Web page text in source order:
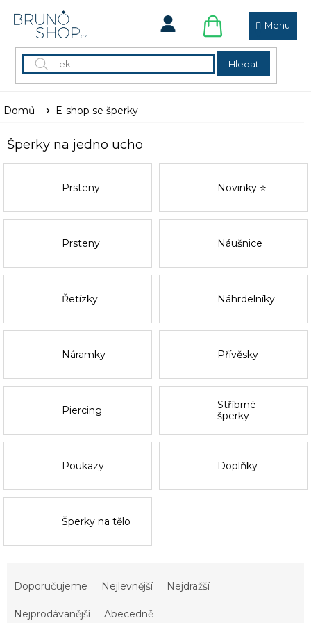
Hledat
NÁKUPNÍ
KOŠÍK
Domů E-shop se šperky
Šperky na jedno ucho
Prsteny Novinky ⭐
Prsteny Náušnice
Řetízky Náhrdelníky
Náramky Přívěsky
Piercing
Stříbrné
šperky
Poukazy Doplňky
Šperky na tělo
Doporučujeme Nejlevnější Nejdražší
Nejprodávanější Abecedně